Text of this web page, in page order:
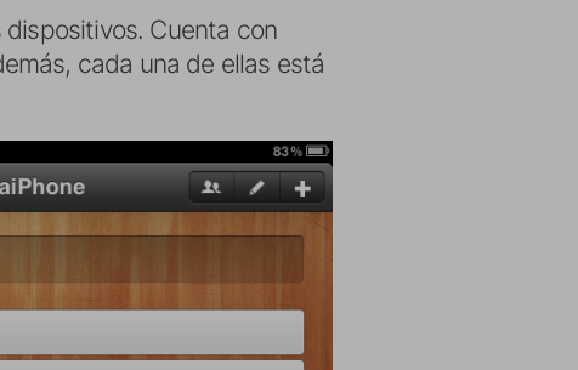
Cuenta con
cada una de ellas está